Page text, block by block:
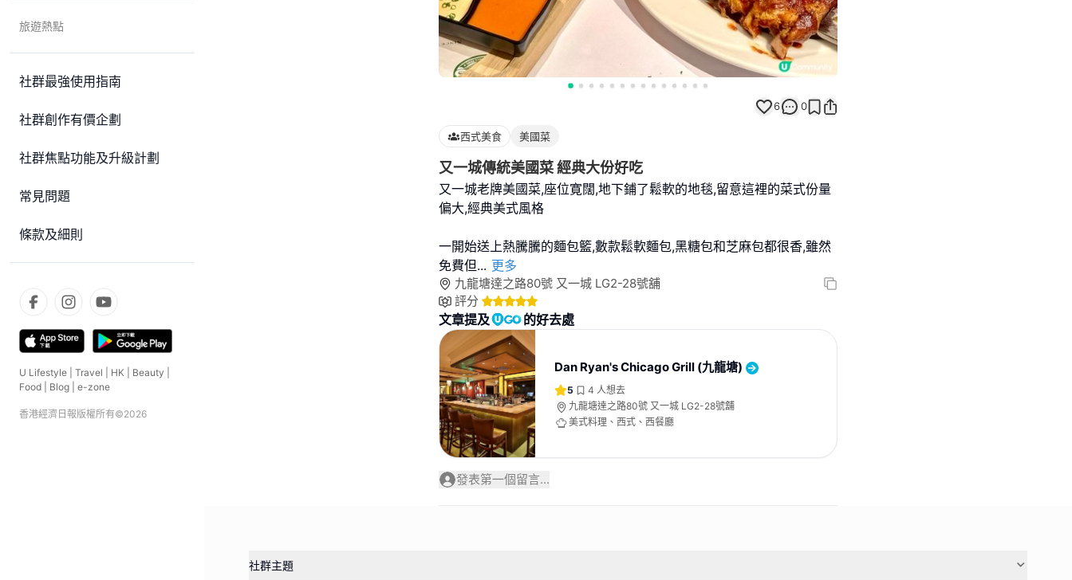
旅遊熱點
社群最強使用指南
社群創作有價企劃
社群焦點功能及升級計劃
常見問題
條款及細則
U Lifestyle Travel HK Beauty
Food
Blog e-zone
香港經濟日報版權所有©2026
6 0
西式美食 美國菜
又一城傳統美國菜 經典大份好吃
又一城老牌美國菜,座位寛闊,地下鋪了鬆軟的地毯,留意這裡的菜式份量
偏大,經典美式風格
一開始送上熱騰騰的麵包籃,數款鬆軟麵包,黑糖包和芝麻包都很香,雖然
免費但... 更多
九龍塘達之路80號 又一城 LG2-28號舖
評分
文章提及 的好去處
Dan Ryan's Chicago Grill (九龍塘)
5 4 人想去
九龍塘達之路80號 又一城 LG2-28號舖
美式料理、西式、西餐廳
發表第一個留言...
社群主題